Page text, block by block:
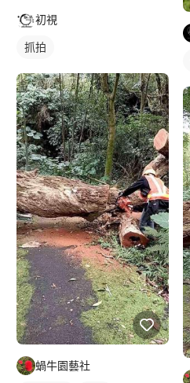
初視
抓拍
蝸牛園藝社